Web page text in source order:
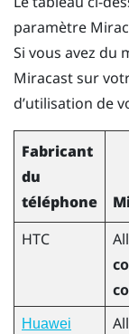
paramètre
Si vous avez du
Miracastsur
d’utilisation de
Fabricant
du
téléphone
HTC
Huawei